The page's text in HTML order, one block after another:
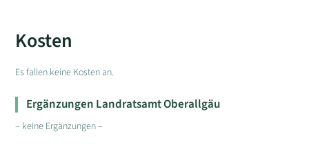
Kosten
Es fallen keine Kosten an.
Ergänzungen Landratsamt Oberallgäu
– keine Ergänzungen –